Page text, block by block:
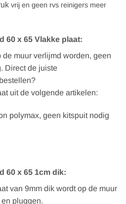
vrij en geen rvs reinigers meer
60 x 65 Vlakke plaat:
muur verlijmd worden, geen
Direct de juiste
uit de volgende artikelen:
polymax, geen kitspuit nodig
60 x 65 1cm dik:
van 9mm dik wordt op de muur
pluggen.